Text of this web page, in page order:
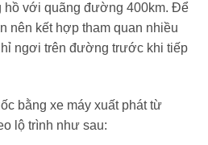
hồ với quãng đường 400km. Để
nên kết hợp tham quan nhiều
ngơi trên đường trước khi tiếp
bằng xe máy xuất phát từ
lộ trình như sau: